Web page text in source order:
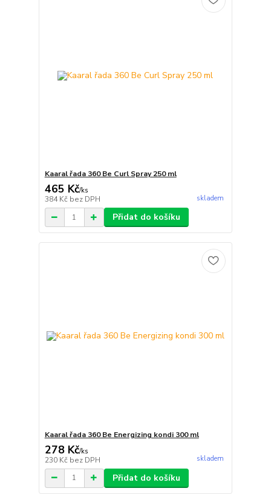
Kaaral řada 360 Be Curl Spray 250 ml
465 Kč/ks
384 Kč bez DPH skladem
Přidat do košíku
Kaaral řada 360 Be Energizing kondi 300 ml
278 Kč/ks
230 Kč bez DPH skladem
Přidat do košíku